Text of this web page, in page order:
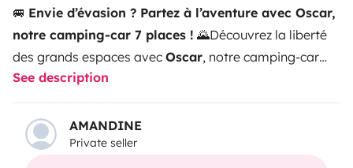
🚐 Envie d’évasion ? Partez à l’aventure avec Oscar,
notre camping-car 7 places ! 🌄Découvrez la liberté
des grands espaces avec Oscar, notre camping-car
confortable, spacieux et tout équipé. 👉
griseet5 couchages: parfait pour les familles
nombreuses, les groupes d’amis ou simplement pour
voyager à 4 avec encore plus de confort !
See description
AMANDINE
Private seller